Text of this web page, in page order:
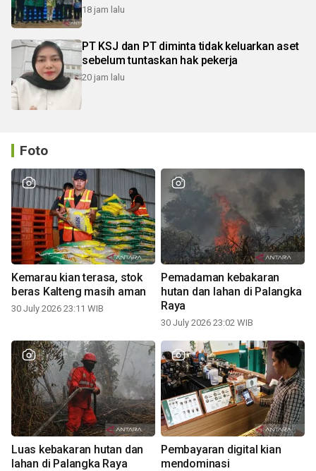
18 jam lalu
PT KSJ dan PT diminta tidak keluarkan aset
sebelum tuntaskan hak pekerja
20 jam lalu
Foto
Kemarau kian terasa, stok
beras Kalteng masih aman
30 July 2026 23:11 WIB
Pemadaman kebakaran
hutan dan lahan di Palangka
Raya
30 July 2026 23:02 WIB
Luas kebakaran hutan dan
lahan di Palangka Raya
Pembayaran digital kian
mendominasi